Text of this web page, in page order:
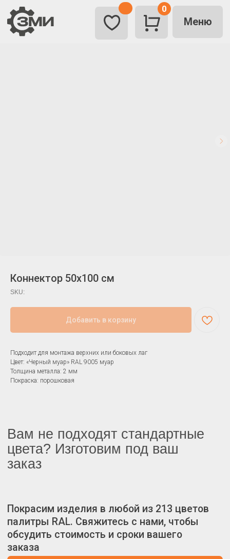
0
Меню
Коннектор 50х100 см
SKU:
Добавить в корзину
Подходит для монтажа верхних или боковых лаг
Цвет: «Черный муар» RAL 9005 муар
Толщина металла: 2 мм
Покраска: порошковая
Вам не подходят стандартные
цвета? Изготовим под ваш
заказ
Покрасим изделия в любой из 213 цветов
палитры RAL. Свяжитесь с нами, чтобы
обсудить стоимость и сроки вашего
Коннекторы для бруса
КАТАЛОГ
Завод
металлических
изделий